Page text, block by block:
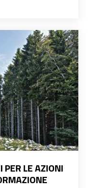
LE AZIONI